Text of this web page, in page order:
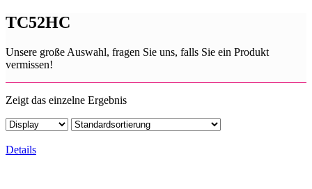
TC52HC
Unsere große Auswahl, fragen Sie uns, falls Sie ein Produkt
vermissen!
Zeigt das einzelne Ergebnis
Details